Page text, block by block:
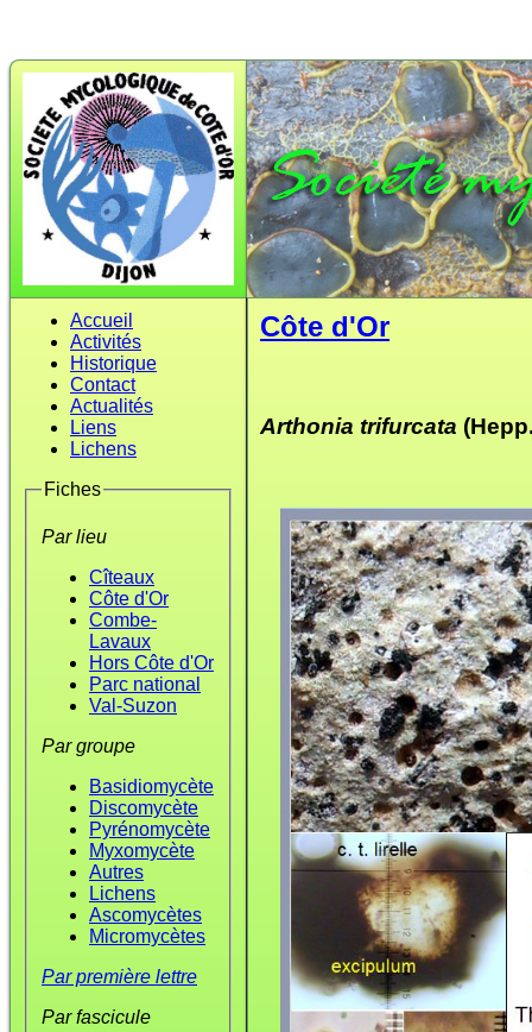
Accueil
Activités
Historique
Contact
Actualités
Liens
Lichens
Fiches
Par lieu
Cîteaux
Côte d'Or
Combe-
Lavaux
Hors Côte d'Or
Parc national
Val-Suzon
Par groupe
Basidiomycète
Discomycète
Pyrénomycète
Myxomycète
Autres
Lichens
Ascomycètes
Micromycètes
Par première lettre
Par fascicule
Côte d'Or
Arthonia trifurcata